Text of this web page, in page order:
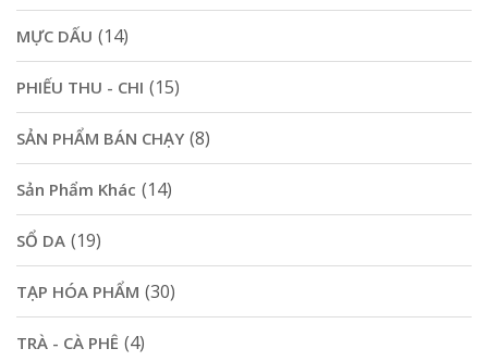
MỰC DẤU (14)
PHIẾU THU - CHI (15)
SẢN PHẨM BÁN CHẠY (8)
Sản Phẩm Khác (14)
SỔ DA (19)
TẠP HÓA PHẨM (30)
TRÀ - CÀ PHÊ (4)